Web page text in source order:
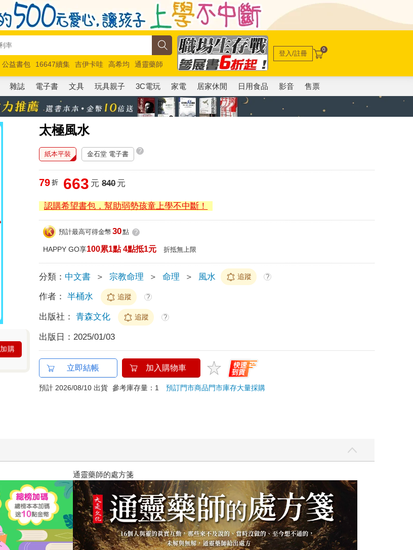
公益書包 16647續集 吉伊卡哇 高希均
通靈藥師
馬斯克 玩具總動員5 超慢跑
登入/註冊 0
雜誌 電子書 文具 玩具親子 3C電玩 家電 居家休閒 日用食品 影音 售票
太極風水
加購
紙本平裝 金石堂 電子書 ?
79 折 663 元 840元
認購希望書包，幫助弱勢孩童上學不中斷！
預計最高可得金幣 30點 ?
HAPPY GO享100累1點 4點抵1元 折抵無上限
分類： 中文書 ＞ 宗教命理 ＞ 命理 ＞ 風水 追蹤 ?
作者： 半桶水 追蹤 ?
出版社： 青森文化 追蹤 ?
出版日： 2025/01/03
立即結帳 加入購物車
預計 2026/08/10 出貨 參考庫存量：1預訂門市商品門市庫存大量採購
通靈藥師的處方箋